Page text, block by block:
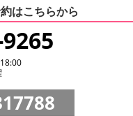
はこちらから